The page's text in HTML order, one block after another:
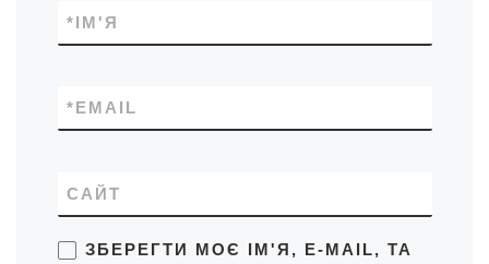
ІМ'Я
*
EMAIL
*
САЙТ
ЗБЕРЕГТИ МОЄ ІМ'Я, E-MAIL, ТА